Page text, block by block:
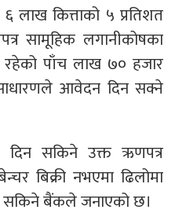
लाख कित्ताको ५ प्रतिशत
सामूहिक लगानीकोषका
पाँच लाख ७० हजार
आवेदन दिन सक्ने
सकिने उक्त ऋणपत्र
बिक्री नभएमा ढिलोमा
बैंकले जनाएको छ।